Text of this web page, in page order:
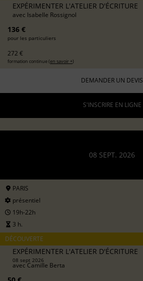
EXPÉRIMENTER L'ATELIER D'ÉCRITURE
avec Isabelle Rossignol
136 €
pour les particuliers
272 €
formation continue (en savoir +)
DEMANDER UN DEVIS
S'INSCRIRE EN LIGNE
08 SEPT. 2026
PARIS
présentiel
19h-22h
3 h.
DÉCOUVERTE
EXPÉRIMENTER L'ATELIER D'ÉCRITURE
08 sept 2026
avecCamille Berta